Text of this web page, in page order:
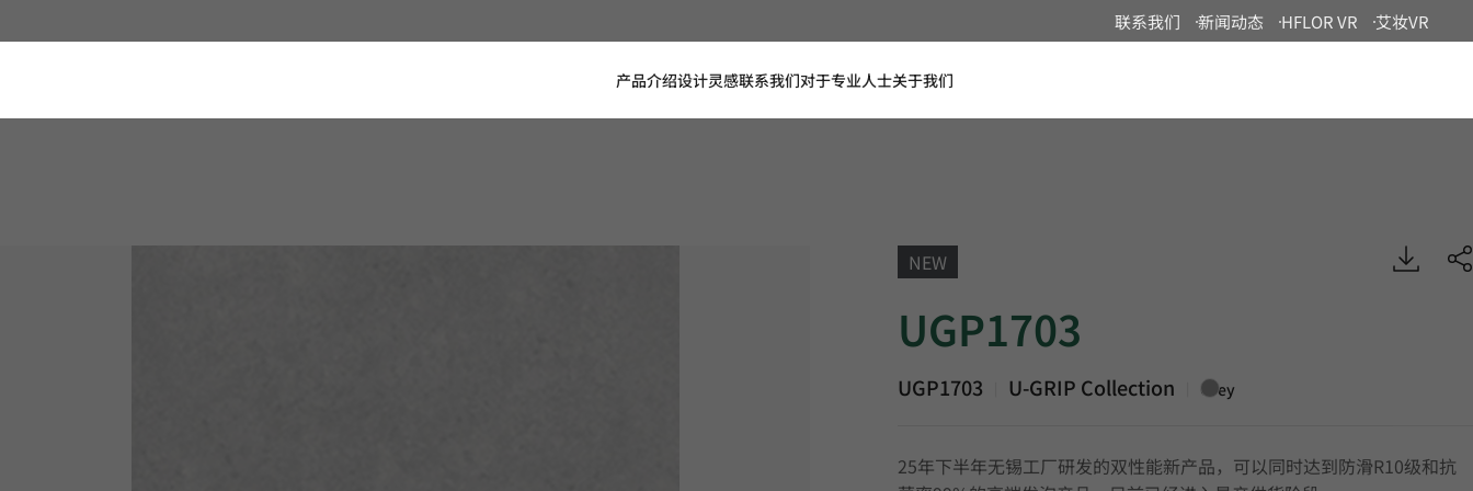
联系我们 新闻动态 HFLOR VR 艾妆VR
产品介绍设计灵感联系我们对于专业人士关于我们
NEW
UGP1703, U-GRIP, Heterogeneous Sheet, HFLOR
UGP1703
UGP1703 U-GRIP Collection Grey
25年下半年无锡工厂研发的双性能新产品，可以同时达到防滑R10级和抗